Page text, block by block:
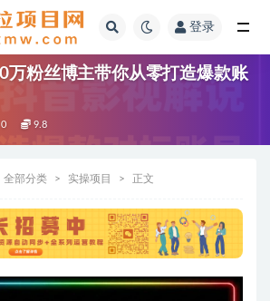
登录
万粉丝博主带你从零打造爆款账
0 9.8
全部分类 实操项目 正文